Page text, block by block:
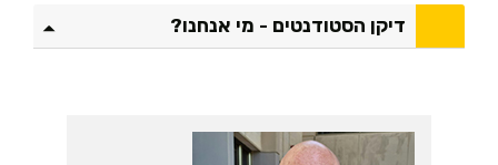
דיקן הסטודנטים - מי אנחנו?